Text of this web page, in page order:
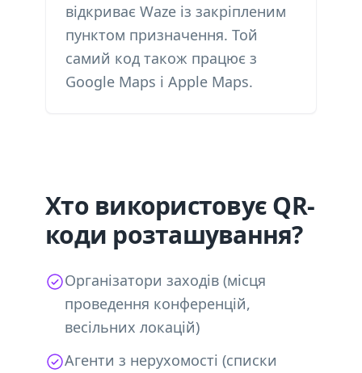
відкриває Waze із закріпленим
пунктом призначення. Той
самий код також працює з
Google Maps і Apple Maps.
Хто використовує QR-
коди розташування?
Організатори заходів (місця
проведення конференцій,
весільних локацій)
Агенти з нерухомості (списки